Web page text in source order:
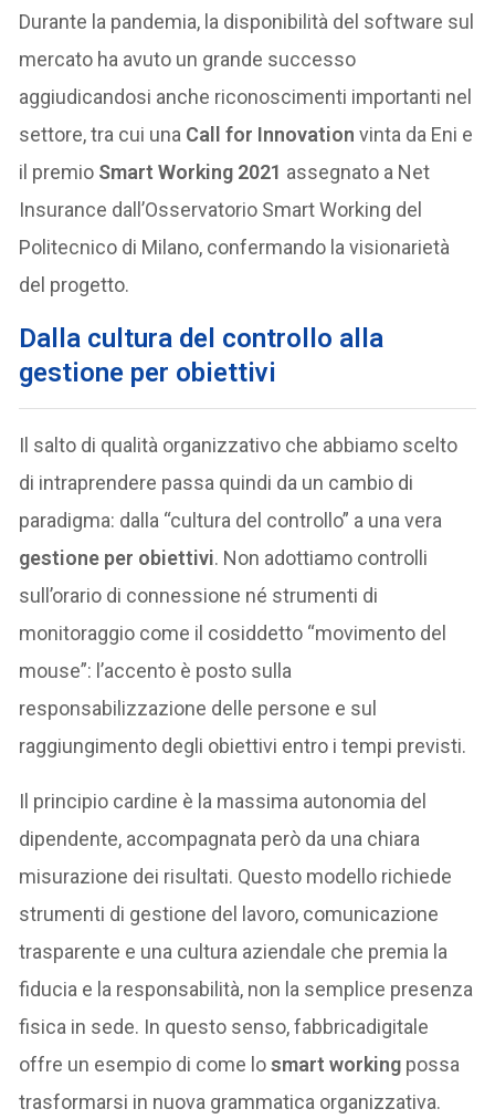
Durante la pandemia, la disponibilità del software sul
mercato ha avuto un grande successo
aggiudicandosi anche riconoscimenti importanti nel
settore, tra cui una Call for Innovation vinta da Eni e
il premio Smart Working 2021 assegnato a Net
Insurance dall’Osservatorio Smart Working del
Politecnico di Milano, confermando la visionarietà
del progetto.
Dalla cultura del controllo alla
gestione per obiettivi
Il salto di qualità organizzativo che abbiamo scelto
di intraprendere passa quindi da un cambio di
paradigma: dalla “cultura del controllo” a una vera
gestione per obiettivi. Non adottiamo controlli
sull’orario di connessione né strumenti di
monitoraggio come il cosiddetto “movimento del
mouse”: l’accento è posto sulla
responsabilizzazione delle persone e sul
raggiungimento degli obiettivi entro i tempi previsti.
Il principio cardine è la massima autonomia del
dipendente, accompagnata però da una chiara
misurazione dei risultati. Questo modello richiede
strumenti di gestione del lavoro, comunicazione
trasparente e una cultura aziendale che premia la
fiducia e la responsabilità, non la semplice presenza
fisica in sede. In questo senso, fabbricadigitale
offre un esempio di come losmart working possa
trasformarsi in nuova grammatica organizzativa.